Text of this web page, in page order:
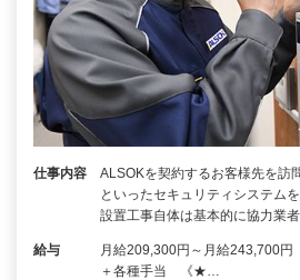
仕事内容
ALSOKを契約するお客様先を訪
といったセキュリティシステム
設置工事自体は基本的に協力業
給与
月給209,300円～月給243,700円
＋各種手当 《★…